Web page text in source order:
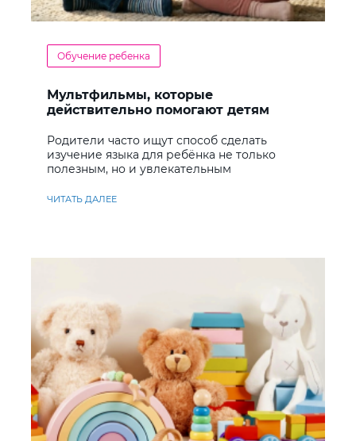
Обучение ребенка
Мультфильмы, которые
действительно помогают детям
Родители часто ищут способ сделать
изучение языка для ребёнка не только
полезным, но и увлекательным
ЧИТАТЬ ДАЛЕЕ